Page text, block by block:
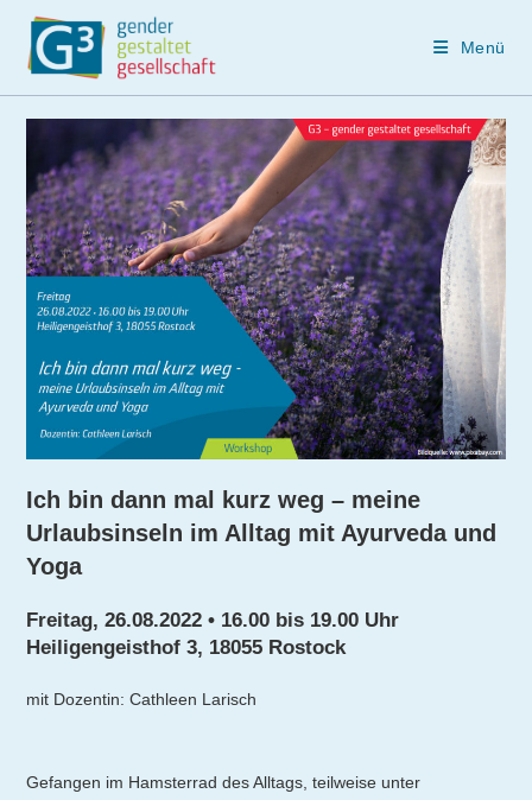
springen
Menü
Ich bin dann mal kurz weg – meine
Urlaubsinseln im Alltag mit Ayurveda und
Yoga
Freitag, 26.08.2022 • 16.00 bis 19.00 Uhr
Heiligengeisthof 3, 18055 Rostock
mit Dozentin: Cathleen Larisch
Gefangen im Hamsterrad des Alltags, teilweise unter